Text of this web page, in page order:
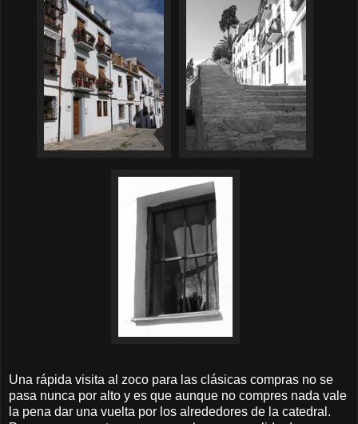
Una rápida visita al zoco para las clásicas compras no se
pasa nunca por alto y es que aunque no compres nada vale
la pena dar una vuelta por los alrededores de la catedral.